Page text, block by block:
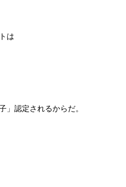
は
認定されるからだ。